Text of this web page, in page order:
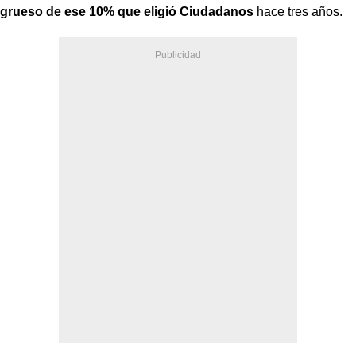
grueso de ese 10% que eligió Ciudadanos hace tres años.